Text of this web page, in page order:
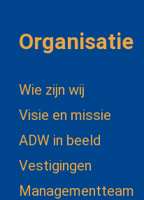
Organisatie
Wie zijn wij
Visie en missie
ADW in beeld
Vestigingen
Managementteam